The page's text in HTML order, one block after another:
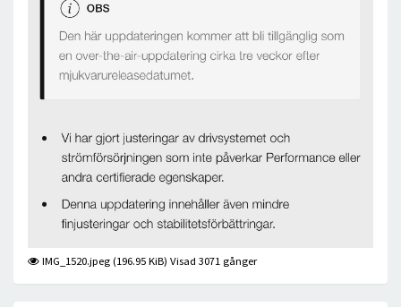
IMG_1520.jpeg (196.95 KiB) Visad 3071 gånger